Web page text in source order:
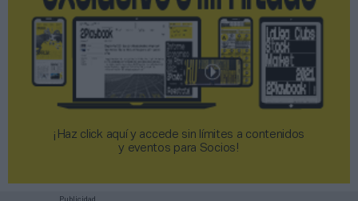
¡Haz click aquí y accede sin límites a contenidos
y eventos para Socios!​​​​​​​